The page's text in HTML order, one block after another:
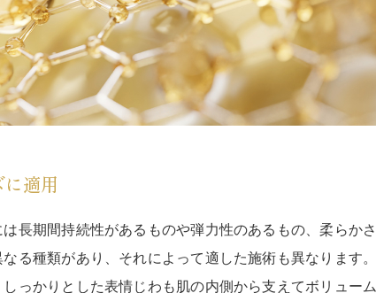
に適用
長期間持続性があるものや弾力性のあるもの、柔らかさ
る種類があり、それによって適した施術も異なります。
っかりとした表情じわも肌の内側から支えてボリューム